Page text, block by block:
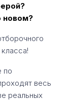
новом?
по
весь
реальных